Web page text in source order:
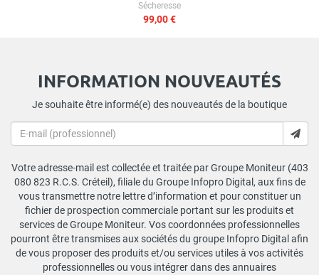
Sécheresse
99,00 €
INFORMATION NOUVEAUTÉS
Je souhaite être informé(e) des nouveautés de la boutique
Votre adresse-mail est collectée et traitée par Groupe Moniteur (403
080 823 R.C.S. Créteil), filiale du Groupe Infopro Digital, aux fins de
vous transmettre notre lettre d’information et pour constituer un
fichier de prospection commerciale portant sur les produits et
services de Groupe Moniteur. Vos coordonnées professionnelles
pourront être transmises aux sociétés du groupe Infopro Digital afin
de vous proposer des produits et/ou services utiles à vos activités
professionnelles ou vous intégrer dans des annuaires